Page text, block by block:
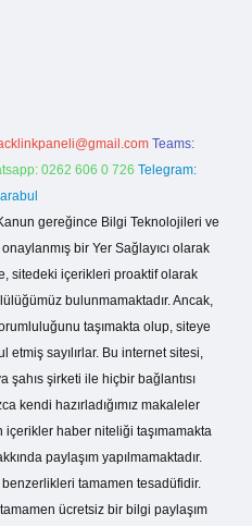
Teams:
0262 606 0 726 Telegram:
gereğince Bilgi Teknolojileri ve
bir Yer Sağlayıcı olarak
sitedeki içerikleri proaktif olarak
bulunmamaktadır. Ancak,
taşımakta olup, siteye
sayılırlar. Bu internet sitesi,
şahıs şirketi ile hiçbir bağlantısı
kendi hazırladığımız makaleler
içerikler haber niteliği taşımamakta
paylaşım yapılmamaktadır.
tamamen tesadüfidir.
ücretsiz bir bilgi paylaşım